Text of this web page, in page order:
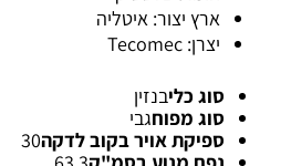
ארץ יצור: איטליה
יצרן: Tecomec
סוג כליבנזין
סוג מפוחגבי
ספיקת אויר בקוב לדקה30